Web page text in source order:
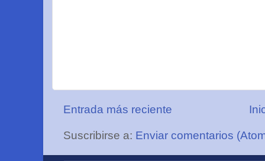
Entrada más reciente
Suscribirse a: Enviar comentarios